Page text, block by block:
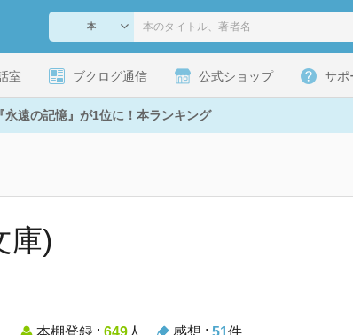
室 ブクログ通信 公式ショップ サポ
『永遠の記憶』が1位に！本ランキング
庫)
本棚登録 : 649人 感想 : 51件